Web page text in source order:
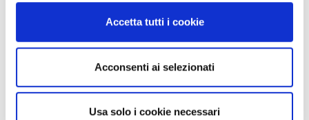
Accetta tutti i cookie
Acconsenti ai selezionati
Usa solo i cookie necessari